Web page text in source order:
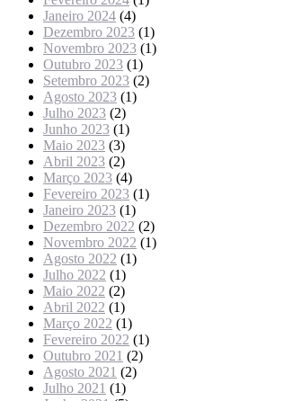
Janeiro 2024 (4)
Dezembro 2023 (1)
Novembro 2023 (1)
Outubro 2023 (1)
Setembro 2023 (2)
Agosto 2023 (1)
Julho 2023 (2)
Junho 2023 (1)
Maio 2023 (3)
Abril 2023 (2)
Março 2023 (4)
Fevereiro 2023 (1)
Janeiro 2023 (1)
Dezembro 2022 (2)
Novembro 2022 (1)
Agosto 2022 (1)
Julho 2022 (1)
Maio 2022 (2)
Abril 2022 (1)
Março 2022 (1)
Fevereiro 2022 (1)
Outubro 2021 (2)
Agosto 2021 (2)
Julho 2021 (1)